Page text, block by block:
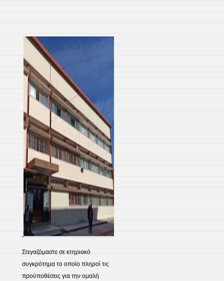
Στεγαζόμαστε σε κτηριακό
συγκρότημα το οποίο πληροί τις
προϋποθέσεις για την ομαλή